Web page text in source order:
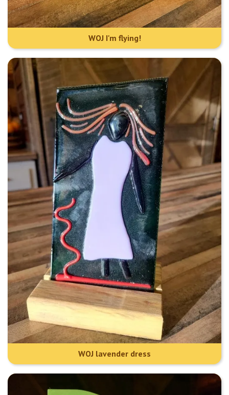
WOJ I'm flying!
WOJ lavender dress